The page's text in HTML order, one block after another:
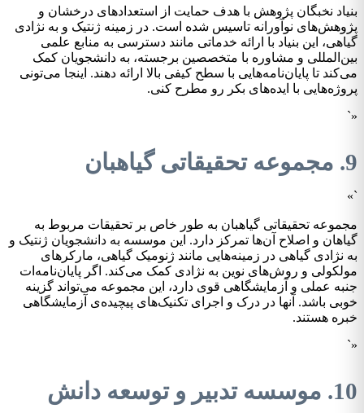
بنیاد نخبگان پژوهش با هدف حمایت از استعدادهای درخشان و
پژوهش‌های نوآورانه تاسیس شده است. در زمینه ژنتیک و به نژادی
گیاهی، این بنیاد با ارائه خدماتی مانند دسترسی به منابع علمی
بین‌المللی و مشاوره با متخصصین برجسته، به دانشجویان کمک
می‌کند تا پایان‌نامه‌هایی با سطح کیفی بالا ارائه دهند. اینجا می‌تونی
پروژه‌هایی با ایده‌های بکر رو مطرح کنی.
«`
9. مجموعه تحقیقاتی گیاهبان
`»
مجموعه تحقیقاتی گیاهبان به طور خاص بر تحقیقات مربوط به
گیاهان و اصلاح آن‌ها تمرکز دارد. این موسسه به دانشجویان ژنتیک و
به نژادی گیاهی در زمینه‌هایی مانند ژنومیک گیاهی، مارکرهای
مولکولی و روش‌های نوین به نژادی کمک می‌کند. اگر پایان‌نامه‌ات
جنبه عملی و آزمایشگاهی قوی دارد، این مجموعه می‌تواند گزینه
خوبی باشد. آنها در درک و اجرای تکنیک‌های پیچیده‌ی آزمایشگاهی
خبره هستند.
«`
10. موسسه تدبیر و توسعه دانش